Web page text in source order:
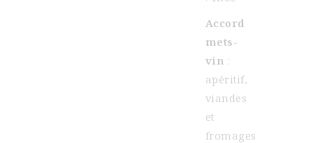
Accord
mets-
vin :
apéritif,
viandes
et
fromages